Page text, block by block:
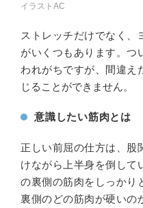
イラストAC
ストレッチだけでなく、
がいくつもあります。つ
われがちですが、間違え
じることができません。
意識したい筋肉とは
正しい前屈の仕方は、股
けながら上半身を倒して
の裏側の筋肉をしっかり
裏側のどの筋肉が硬いの